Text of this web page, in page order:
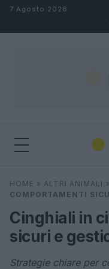
Salta al contenuto
7 Agosto 2026
Cerca
HOME » ALTRI ANIMALI »
COMPORTAMENTI
Cinghiali in
sicuri e
Strategie chiare per